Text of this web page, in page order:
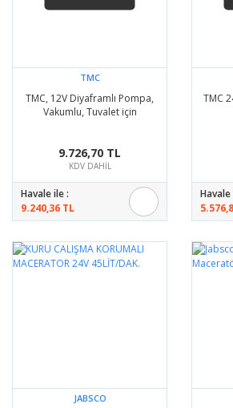
TMC
TMC, 12V Diyaframlı Pompa,
Vakumlu, Tuvalet için
9.726,70 TL
KDV DAHİL
Havale ile :
9.240,36 TL
TMC
Havale
JABSCO